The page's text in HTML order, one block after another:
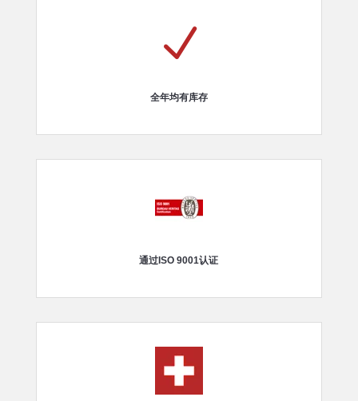
N
全年均有库存
通过ISO 9001认证